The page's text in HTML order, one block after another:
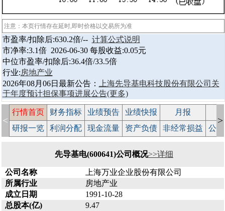
注意：本页行情存在延时,即时价格以交易所为准
市盈率/扣除后:630.2倍/-- 计算公式说明
市净率:3.1倍 2026-06-30 每股收益:0.05元
中位市盈率/扣除后:36.4倍/33.5倍
行业:房地产业
2026年08月06日最新公告：
上海先导基电科技股份有限公司关
于年度预计担保事项进展公告(更多)
<
行情首页 财务指标 业绩预告 业绩快报 月报
研报一览
利润分配 现金流量 资产负债 非经常损益 公
>
先导基电(600641)公司概况>>详细
公司名称
上海万业企业股份有限公司
所属行业
房地产业
成立日期
1991-10-28
总股本(亿)
9.47